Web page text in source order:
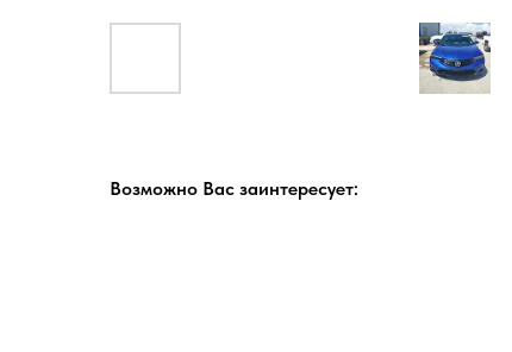
Возможно Вас заинтересует: